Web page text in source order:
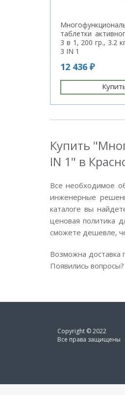
таблетки
3 в 1, 200 гр., 3.2
3 IN 1
12 436 ₽
Купить
IN 1" в
Все необходимое
инженерные
каталоге вы
ценовая политика
сможете дешевле,
Возможна доставка
Появились
Copyright © 2022
Все права защищены